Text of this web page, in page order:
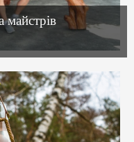
майстрів